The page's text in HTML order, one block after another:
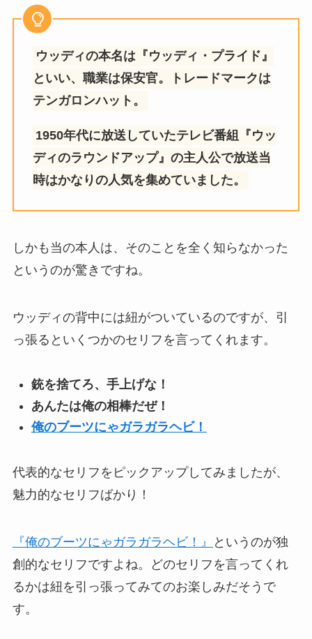
ウッディの本名は『ウッディ・プライド』
といい、職業は保安官。トレードマークは
テンガロンハット。
1950年代に放送していたテレビ番組『ウッ
ディのラウンドアップ』の主人公で放送当
時はかなりの人気を集めていました。
しかも当の本人は、そのことを全く知らなかった
というのが驚きですね。
ウッディの背中には紐がついているのですが、引
っ張るといくつかのセリフを言ってくれます。
銃を捨てろ、手上げな！
あんたは俺の相棒だぜ！
俺のブーツにゃガラガラヘビ！
代表的なセリフをピックアップしてみましたが、
魅力的なセリフばかり！
『俺のブーツにゃガラガラヘビ！』
というのが独
創的なセリフですよね。どのセリフを言ってくれ
るかは紐を引っ張ってみてのお楽しみだそうで
す。